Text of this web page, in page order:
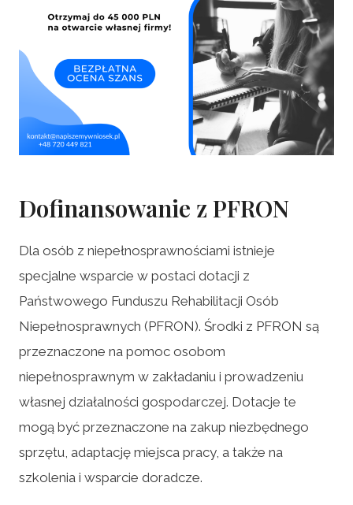
Dofinansowanie z PFRON
Dla osób z niepełnosprawnościami istnieje
specjalne wsparcie w postaci dotacji z
Państwowego Funduszu Rehabilitacji Osób
Niepełnosprawnych (PFRON). Środki z PFRON są
przeznaczone na pomoc osobom
niepełnosprawnym w zakładaniu i prowadzeniu
własnej działalności gospodarczej. Dotacje te
mogą być przeznaczone na zakup niezbędnego
sprzętu, adaptację miejsca pracy, a także na
szkolenia i wsparcie doradcze.